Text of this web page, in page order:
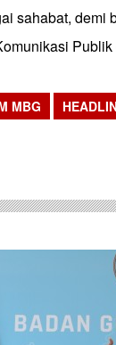
sahabat, demi
MBG